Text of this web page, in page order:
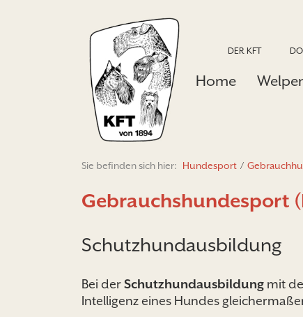
DER KFT
Home
Sie befinden sich hier: Hundesport /
Gebrauchshundesport
Schutzhundausbildung
Bei derSchutzhundausbildung mit
Intelligenz eines Hundes